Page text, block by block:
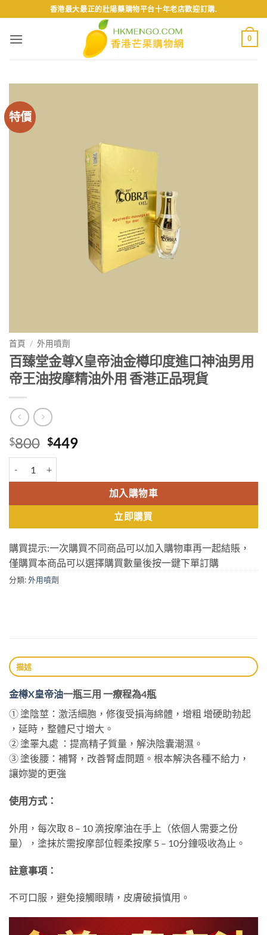
to
content
香港最大最正的壯陽藥購物平台十年老店歡迎訂購.
0
特價
首頁 / 外用噴劑
百臻堂金尊X皇帝油金樽印度進口神油男用
帝王油按摩精油外用 香港正品現貨
$800 Original
price
was:
$800.
$449Current
$449.加入購物車
立即購買
購買提示:一次購買不同商品可以加入購物車再一起結賬，
僅購買本商品可以選擇購買數量後按一鍵下單訂購
分類:外用噴劑
描述
金樽X皇帝油一瓶三用 一療程為4瓶
① 塗陰莖：激活細胞，修復受損海綿體，增粗 增硬助勃起
，延時，整體尺寸增大。
② 塗睪丸處 ：提高精子質量，解決陰囊潮濕。
③ 塗後腰：補腎，改善腎虛問題。根本解決各種不給力，
讓妳變的更強
使用方式：
外用，每次取 8 – 10 滴按摩油在手上（依個人需要之份
量），塗抹於需按摩部位輕柔按摩 5 – 10分鐘吸收為止。
註意事項：
不可口服，避免接觸眼睛，皮膚破損慎用。